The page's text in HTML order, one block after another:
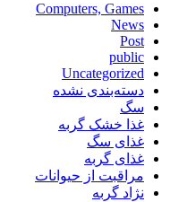
Computers, Games
News
Post
public
Uncategorized
دسته‌بندی نشده
سگ
غذا خشک گربه
غذای سگ
غذای گربه
مراقبت از حیوانات
نژاد گربه